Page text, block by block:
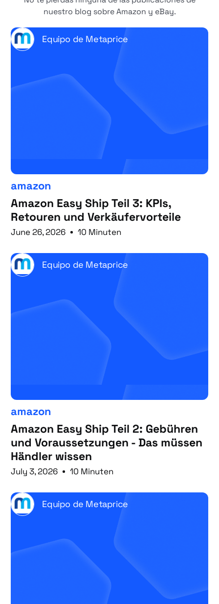
nuestro blog sobre Amazon y eBay.
Equipo de Metaprice
amazon
Amazon Easy Ship Teil 3: KPIs,
Retouren und Verkäufervorteile
June 26, 2026 10 Minuten
Equipo de Metaprice
amazon
Amazon Easy Ship Teil 2: Gebühren
und Voraussetzungen - Das müssen
Händler wissen
July 3, 2026 10 Minuten
Equipo de Metaprice